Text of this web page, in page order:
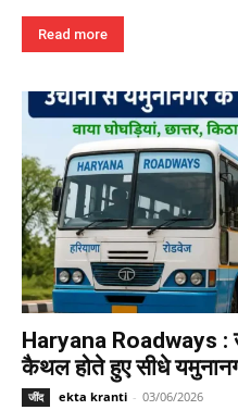
Read more
Haryana Roadways :
कैथल होते हुए सीधे
जींद ekta kranti - 03/06/2026